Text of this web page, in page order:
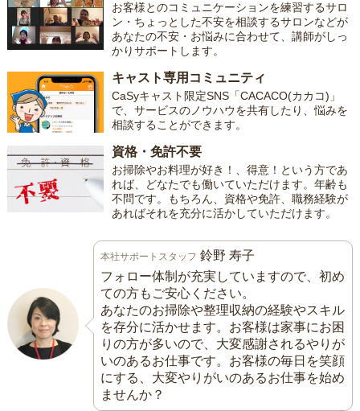
お客様とのコミュニケーションを練習するサロ
ン・ちょっとした不安を相談するサロンなどが
あなたの不安・お悩みに合わせて、講師がしっ
かりサポートします。
キャスト専用コミュニティ
CaSyキャスト限定SNS「CACACO(カカコ)」
で、サービスのノウハウを共有したり、悩みを
相談することができます。
資格・免許不要
お掃除やお料理が好き！、得意！という方であ
れば、どなたでも働いていただけます。年齢も
不問です。もちろん、資格や免許、職務経験が
あればそれを充分に活かしていただけます。
本社サポートスタッフ 鈴野 寿子
フォロー体制が充実していますので、初め
ての方もご安心ください。
あなたのお掃除や整理収納の経験やスキル
を存分に活かせます。お客様は家事にお困
りの方が多いので、大変感謝されるやりが
いのあるお仕事です。お客様の毎日を笑顔
にする、大変やりがいのあるお仕事を始め
ませんか？